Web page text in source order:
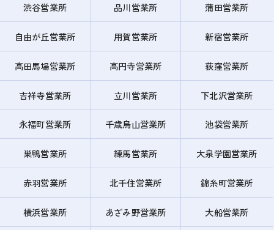
渋谷営業所 品川営業所 蒲田営業所
自由が丘営業所 用賀営業所 新宿営業所
高田馬場営業所 高円寺営業所 荻窪営業所
吉祥寺営業所 立川営業所 下北沢営業所
永福町営業所 千歳烏山営業所 池袋営業所
巣鴨営業所 練馬営業所 大泉学園営業所
赤羽営業所 北千住営業所 錦糸町営業所
横浜営業所 あざみ野営業所 大船営業所